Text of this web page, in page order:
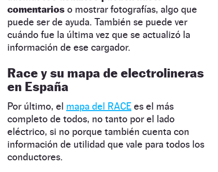
comentarios o mostrar fotografías, algo que
puede ser de ayuda. También se puede ver
cuándo fue la última vez que se actualizó la
información de ese cargador.
Race y su mapa de electrolineras
en España
Por último, el mapa del RACE es el más
completo de todos, no tanto por el lado
eléctrico, si no porque también cuenta con
información de utilidad que vale para todos los
conductores.